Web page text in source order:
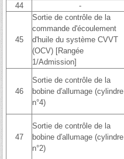
44
-
45
Sortie de contrôle de la
commande d'écoulement
d'huile du système CVVT
(OCV) [Rangée
1/Admission]
46
Sortie de contrôle de la
bobine d′allumage (cylindre
n°4)
47
Sortie de contrôle de la
bobine d′allumage (cylindre
n°2)